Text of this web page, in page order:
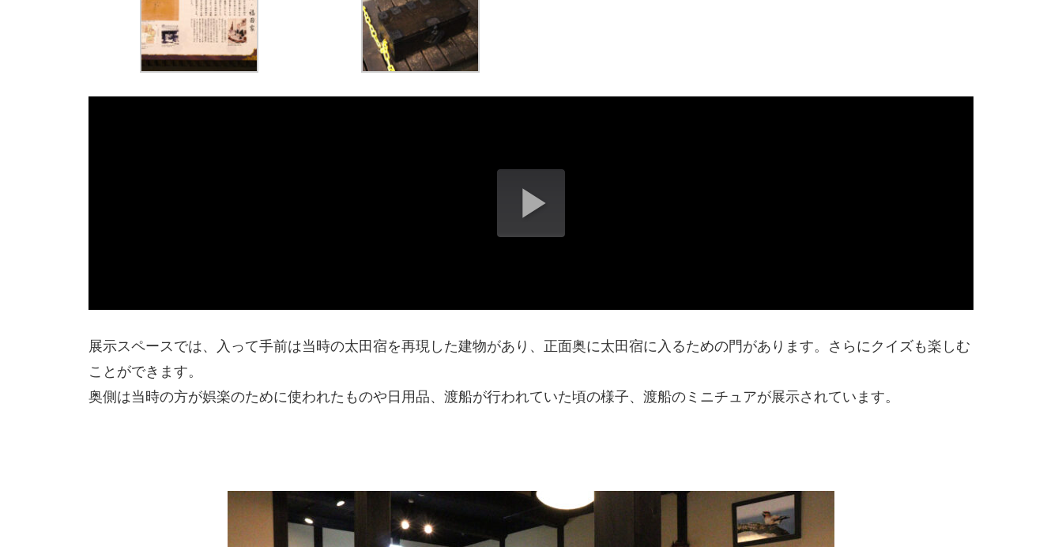
展示スペースでは、入って手前は当時の太田宿を再現した建物があり、正面奥に太田宿に入るための門があります。さらにクイズも楽しむ
ことができます。
奥側は当時の方が娯楽のために使われたものや日用品、渡船が行われていた頃の様子、渡船のミニチュアが展示されています。